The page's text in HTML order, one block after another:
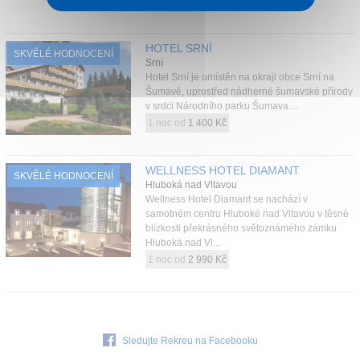
SKVĚLÉ HODNOCENÍ HOTEL SRNÍ
Srní
Hotel Srní je umístěn na okraji obce Srní na
Šumavě, uprostřed nádherné šumavské přírody
v srdci Národního parku Šumava....
1 noc od 1 400 Kč
SKVĚLÉ HODNOCENÍ WELLNESS HOTEL DIAMANT
Hluboká nad Vltavou
Wellness Hotel Diamant se nachází v
samotném centru Hluboké nad Vltavou v těsné
blízkosti překrásného světoznámého zámku
Hluboká nad Vl...
1 noc od 2 990 Kč
Sledujte Rekreu na Facebooku